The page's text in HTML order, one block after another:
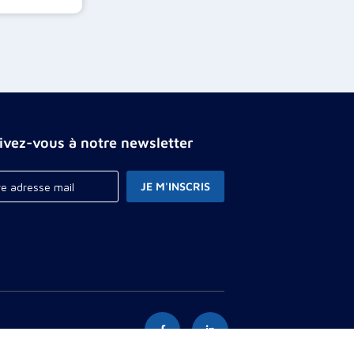
vous à notre newsletter
JE M'INSCRIS